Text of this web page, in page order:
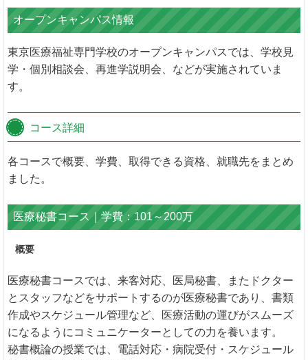
オープンキャンパス情報
東京医療福祉専門学校のオープンキャンパスでは、学校見
学・個別相談会、再進学説明会、などが実施されていま
す。
コース詳細
各コースで概要、学費、取得できる資格、就職先をまとめ
ました。
医療秘書コース｜学費：101～200万
概要
医療秘書コースでは、来客対応、医局秘書、またドクター
とスタッフなどをサポートするのが医療秘書であり、書類
作成やスケジュール管理など、医療活動の運びがスムーズ
になるようにコミュニケーターとしての力を養います。
秘書概論の授業では、電話対応・病院受付・スケジュール